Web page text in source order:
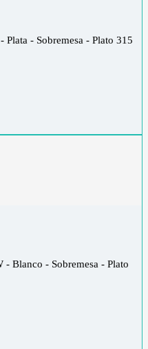
- Sobremesa - Plato 315
Blanco - Sobremesa - Plato